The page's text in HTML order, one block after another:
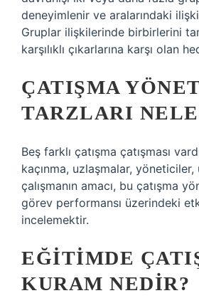
deneyimlenir ve aralarındaki
Gruplar ilişkilerinde birbirlerini
karşılıklı çıkarlarına karşı olan
ÇATIŞMA
TARZLARI
Beş farklı çatışma çatışması
kaçınma, uzlaşmalar, yöneticiler,
çalışmanın amacı, bu çatışma
görev performansı üzerindeki
incelemektir.
EĞITIMDE
KURAM NEDIR?